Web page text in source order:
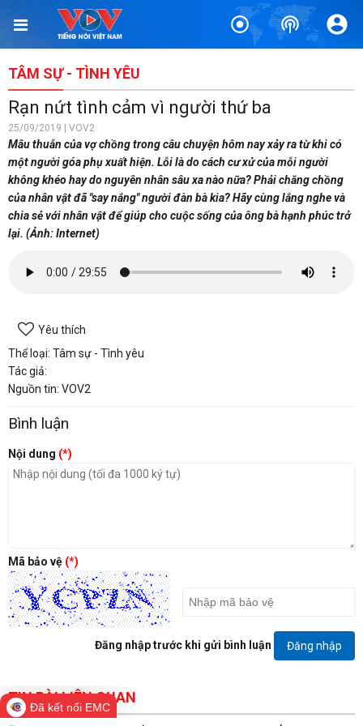
TÂM SỰ - TÌNH YÊU
Rạn nứt tình cảm vì người thứ ba
25/09/2019 | VOV2
Mâu thuẫn của vợ chồng trong câu chuyện hôm nay xảy ra từ khi có
một người góa phụ xuất hiện. Lỗi là do cách cư xử của mỗi người
không khéo hay do nguyên nhân sâu xa nào nữa? Phải chăng chồng
của nhân vật đã "say nắng" người đàn bà kia? Hãy cùng lắng nghe và
chia sẻ với nhân vật để giúp cho cuộc sống của ông bà hạnh phúc trở
lại. (Ảnh: Internet)
Yêu thích
Thể loại: Tâm sự - Tình yêu
Tác giả:
Nguồn tin: VOV2
Bình luận
Nội dung (*)
Mã bảo vệ (*)
Đăng nhập trước khi gửi bình luận Đăng nhập
TIN BÀI LIÊN QUAN
Đã kết nối EMC